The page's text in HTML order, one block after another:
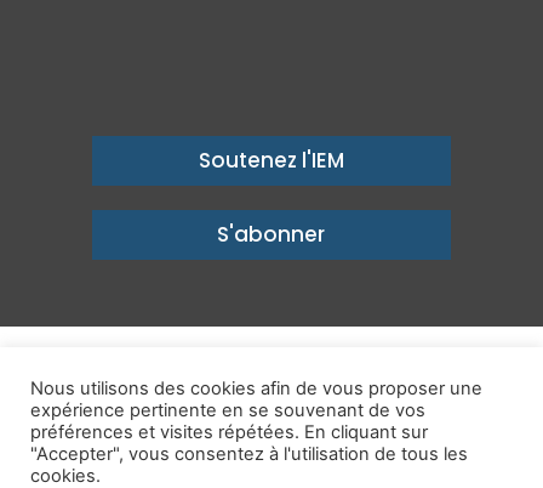
Soutenez l'IEM
S'abonner
un avenir prospère
Mentions légales-Politique de confidentialité-Contact
Nous utilisons des cookies afin de vous proposer une
expérience pertinente en se souvenant de vos
préférences et visites répétées. En cliquant sur
"Accepter", vous consentez à l'utilisation de tous les
cookies.